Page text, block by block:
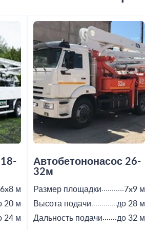
6x8 м
20 м
24 м
Автобетононасос 26-
32м
Размер площадки
7x9 м
Высота подачи
до 28 м
Дальность подачи
до 32 м